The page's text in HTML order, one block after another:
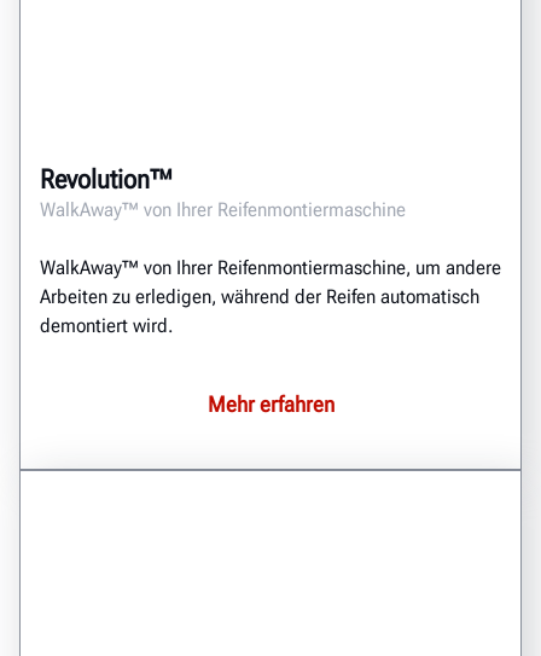
Revolution™
WalkAway™ von Ihrer Reifenmontiermaschine
WalkAway™ von Ihrer Reifenmontiermaschine, um andere
Arbeiten zu erledigen, während der Reifen automatisch
demontiert wird.
Mehr erfahren